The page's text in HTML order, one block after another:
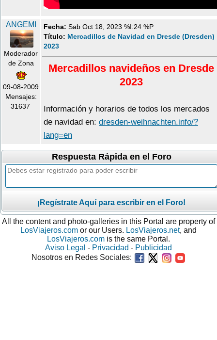
ANGEMI
Moderador
de Zona
09-08-2009
Mensajes:
31637
Fecha: Sab Oct 18, 2023 %I:24 %P
Título: Mercadillos de Navidad en Dresde (Dresden)
2023
Mercadillos navideños en Dresde
2023
Información y horarios de todos los mercados
de navidad en: dresden-weihnachten.info/?
lang=en
Respuesta Rápida en el Foro
¡Regístrate Aquí para escribir en el Foro!
All the content and photo-galleries in this Portal are property of
LosViajeros.com or our Users. LosViajeros.net, and
LosViajeros.com is the same Portal.
Aviso Legal - Privacidad - Publicidad
Nosotros en Redes Sociales: